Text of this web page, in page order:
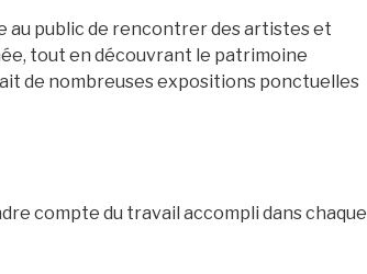
au public de rencontrer des artistes et
tout en découvrant le patrimoine
de nombreuses expositions ponctuelles
compte du travail accompli dans chaque